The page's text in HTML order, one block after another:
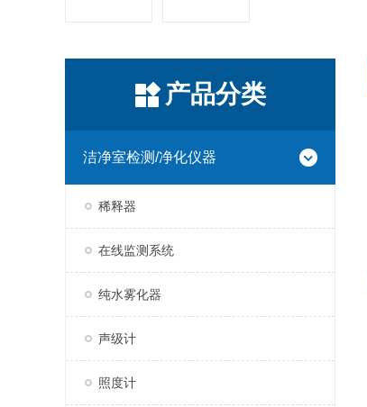
产品分类
洁净室检测/净化仪器
稀释器
在线监测系统
纯水雾化器
声级计
照度计